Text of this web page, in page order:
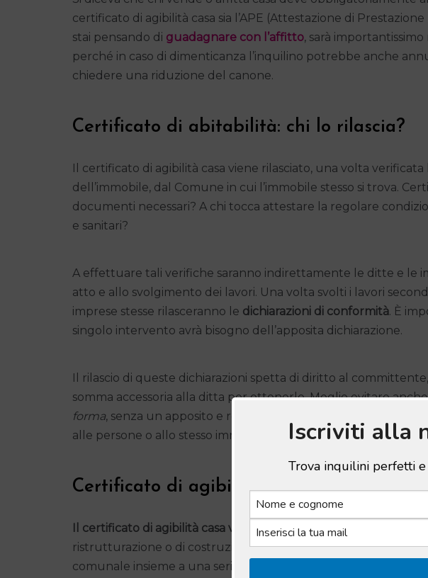
certificato di agibilità casa sia l’APE (Attestazione di
stai pensando di guadagnare con l’affitto, sarà
perché in caso di dimenticanza l’inquilino potrebbe anche
chiedere una riduzione del canone.
Certificato di abitabilità: chi lo rilascia?
Il certificato di agibilità casa viene rilasciato, una volta
dell’immobile, dal Comune in cui l’immobile stesso si trova.
documenti necessari? A chi tocca attestare la regolare
e sanitari?
A effettuare tali verifiche saranno indirettamente le ditte e le
atto e allo svolgimento dei lavori. Una volta svolti i lavori
imprese stesse rilasceranno le dichiarazioni di conformità. È
singolo intervento avrà bisogno dell’apposita dichiarazione.
Il rilascio di queste dichiarazioni spetta di diritto al
somma accessoria alla ditta per ottenerle. Meglio evitare
forma, senza un apposito e reale intervento e/o controllo, per
alle persone o allo stesso immobile.
Certificato di agibilità: tempi e costi
Il certificato di agibilità casa va chiesto in Comune entro 15
ristrutturazione o di costruzione della casa. La domanda va
comunale insieme a una serie di documentazioni tecniche:
Iscriviti alla
Trova inquilini perfetti